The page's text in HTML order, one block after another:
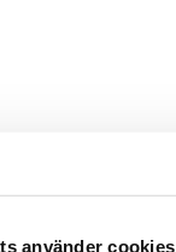
använder cookies